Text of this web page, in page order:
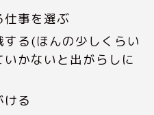
仕事を選ぶ
る(ほんの少しくらい
かないと出がらしに
る